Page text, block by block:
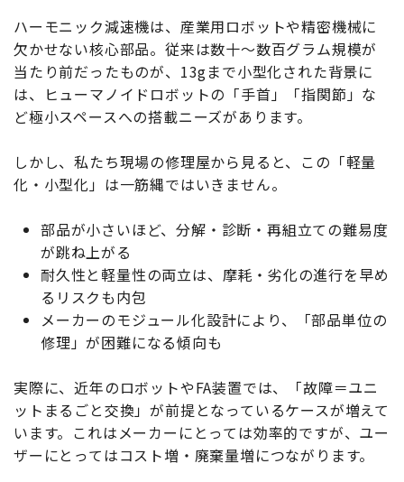
ハーモニック減速機は、産業用ロボットや精密機械に
欠かせない核心部品。従来は数十〜数百グラム規模が
当たり前だったものが、13gまで小型化された背景に
は、ヒューマノイドロボットの「手首」「指関節」な
ど極小スペースへの搭載ニーズがあります。
しかし、私たち現場の修理屋から見ると、この「軽量
化・小型化」は一筋縄ではいきません。
部品が小さいほど、分解・診断・再組立ての難易度
が跳ね上がる
耐久性と軽量性の両立は、摩耗・劣化の進行を早め
るリスクも内包
メーカーのモジュール化設計により、「部品単位の
修理」が困難になる傾向も
実際に、近年のロボットやFA装置では、「故障＝ユニ
ットまるごと交換」が前提となっているケースが増えて
います。これはメーカーにとっては効率的ですが、ユー
ザーにとってはコスト増・廃棄量増につながります。